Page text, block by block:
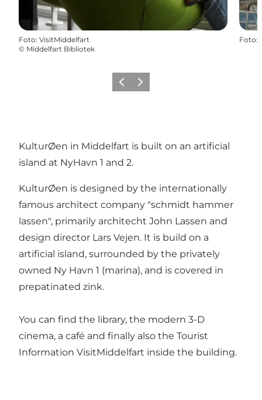
Foto: VisitMiddelfart
© Middelfart Bibliotek
Foto:
Vorige Volgende
KulturØen in Middelfart is built on an artificial
island at NyHavn 1 and 2.
KulturØen is designed by the internationally
famous architect company "schmidt hammer
lassen", primarily architecht John Lassen and
design director Lars Vejen. It is build on a
artificial island, surrounded by the privately
owned Ny Havn 1 (marina), and is covered in
prepatinated zink.
You can find the library, the modern 3-D
cinema, a café and finally also the Tourist
Information VisitMiddelfart inside the building.